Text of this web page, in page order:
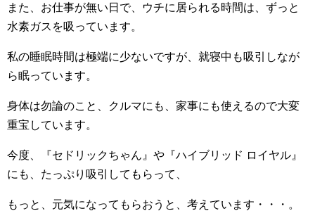
また、お仕事が無い日で、ウチに居られる時間は、ずっと
水素ガスを吸っています。
私の睡眠時間は極端に少ないですが、就寝中も吸引しなが
ら眠っています。
身体は勿論のこと、クルマにも、家事にも使えるので大変
重宝しています。
今度、『セドリックちゃん』や『ハイブリッド ロイヤル』
にも、たっぷり吸引してもらって、
もっと、元気になってもらおうと、考えています・・・。